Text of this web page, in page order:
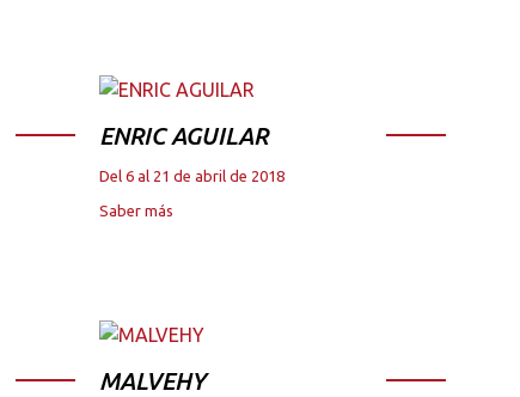
ENRIC AGUILAR
Del 6 al 21 de abril de 2018
Saber más
MALVEHY